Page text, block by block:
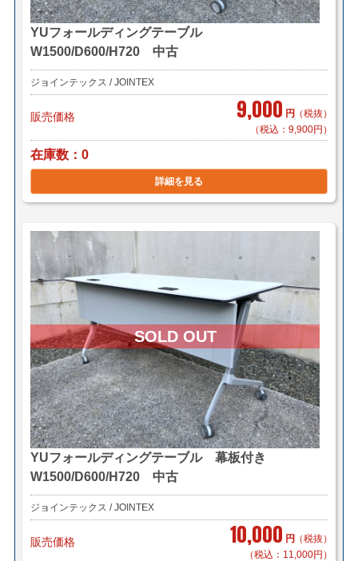
YUフォールディングテーブル
W1500/D600/H720 中古
ジョインテックス / JOINTEX
販売価格 9,000 円 （税抜）
（税込：9,900円）
在庫数 0
詳細を見る
YUフォールディングテーブル 幕板付き
W1500/D600/H720 中古
ジョインテックス / JOINTEX
販売価格 10,000 円 （税抜）
（税込：11,000円）